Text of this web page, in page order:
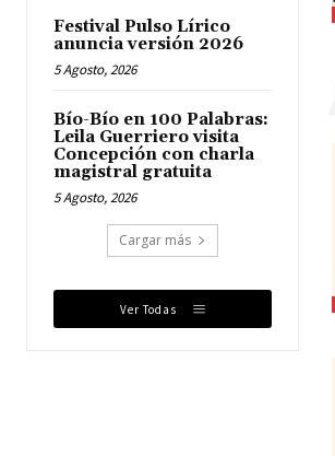
Festival Pulso Lírico
anuncia versión 2026
5 Agosto, 2026
Bío-Bío en 100 Palabras:
Leila Guerriero visita
Concepción con charla
magistral gratuita
5 Agosto, 2026
Cargar más
Ver Todas